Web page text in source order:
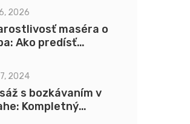
2026
maséra o
Ako predísť
2024
s bozkávaním v
Kompletný